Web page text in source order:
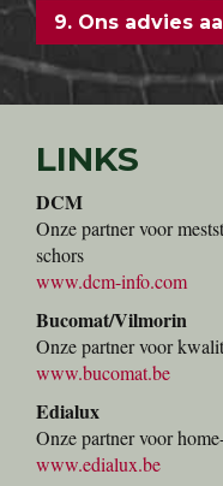
9. Ons advies
LINKS
DCM
Onze partner voor
schors
www.dcm-info.com
Bucomat/Vilmorin
Onze partner voor
www.bucomat.be
Edialux
Onze partner voor
www.edialux.be